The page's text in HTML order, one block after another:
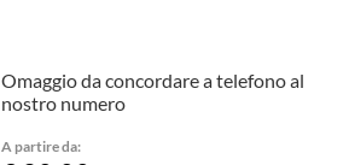
Omaggio da concordare a telefono al
nostro numero
A partire da: